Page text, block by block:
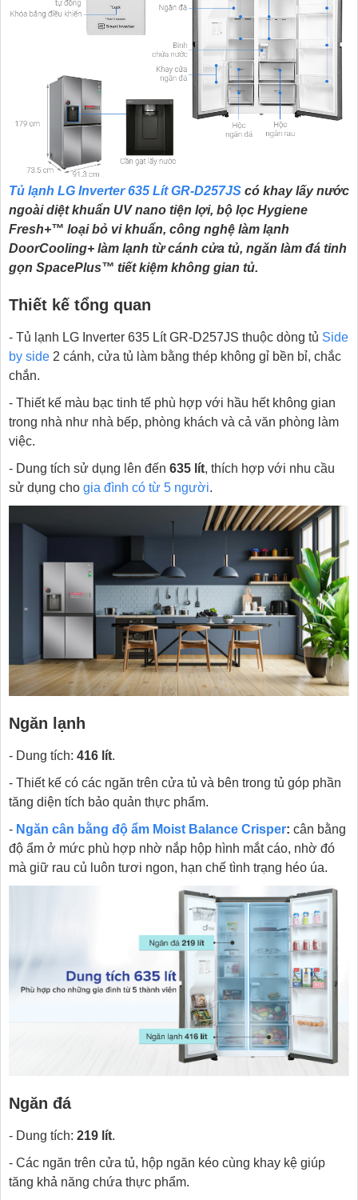
Tủ lạnh LG Inverter 635 Lít GR-D257JS có khay lấy nước
ngoài diệt khuẩn UV nano tiện lợi, bộ lọc Hygiene
Fresh+™ loại bỏ vi khuẩn, công nghệ làm lạnh
DoorCooling+ làm lạnh từ cánh cửa tủ, ngăn làm đá tinh
gọn SpacePlus™ tiết kiệm không gian tủ.
Thiết kế tổng quan
- Tủ lạnh LG Inverter 635 Lít GR-D257JS thuộc dòng tủ Side
by side 2 cánh, cửa tủ làm bằng thép không gỉ bền bỉ, chắc
chắn.
- Thiết kế màu bạc tinh tế phù hợp với hầu hết không gian
trong nhà như nhà bếp, phòng khách và cả văn phòng làm
việc.
- Dung tích sử dụng lên đến 635 lít, thích hợp với nhu cầu
sử dụng cho gia đình có từ 5 người.
Ngăn lạnh
- Dung tích: 416 lít.
- Thiết kế có các ngăn trên cửa tủ và bên trong tủ góp phần
tăng diện tích bảo quản thực phẩm.
- Ngăn cân bằng độ ẩm Moist Balance Crisper: cân bằng
độ ẩm ở mức phù hợp nhờ nắp hộp hình mắt cáo, nhờ đó
mà giữ rau củ luôn tươi ngon, hạn chế tình trạng héo úa.
Ngăn đá
- Dung tích: 219 lít.
- Các ngăn trên cửa tủ, hộp ngăn kéo cùng khay kệ giúp
tăng khả năng chứa thực phẩm.